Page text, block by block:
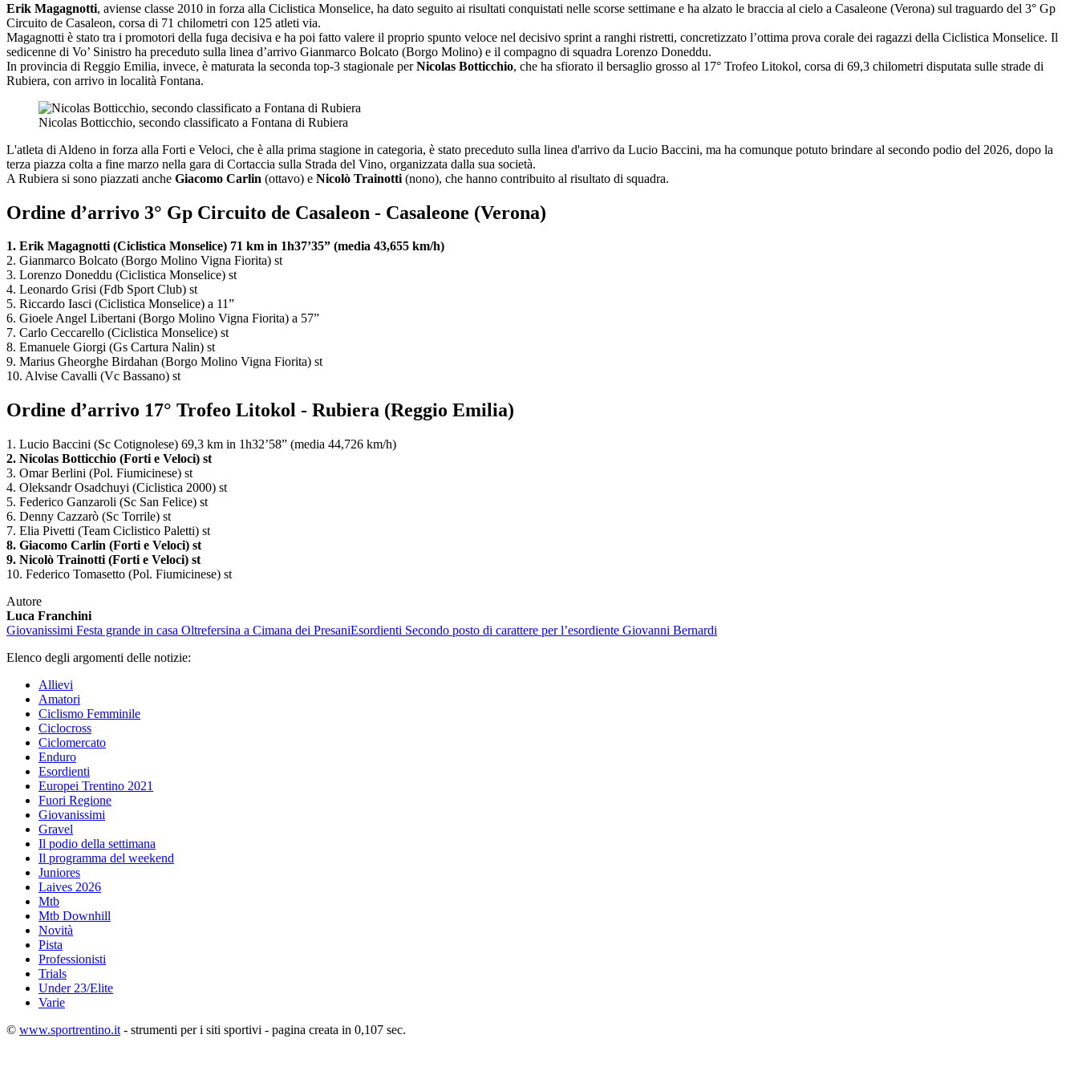
Erik Magagnotti, aviense classe 2010 in forza alla Ciclistica Monselice, ha dato seguito ai risultati conquistati nelle scorse settimane e ha alzato le braccia al cielo a Casaleone (Verona) sul traguardo del 3° Gp
Circuito de Casaleon, corsa di 71 chilometri con 125 atleti via.
Magagnotti è stato tra i promotori della fuga decisiva e ha poi fatto valere il proprio spunto veloce nel decisivo sprint a ranghi ristretti, concretizzato l’ottima prova corale dei ragazzi della Ciclistica Monselice. Il
sedicenne di Vo’ Sinistro ha preceduto sulla linea d’arrivo Gianmarco Bolcato (Borgo Molino) e il compagno di squadra Lorenzo Doneddu.
In provincia di Reggio Emilia, invece, è maturata la seconda top-3 stagionale perNicolas Botticchio, che ha sfiorato il bersaglio grosso al 17° Trofeo Litokol, corsa di 69,3 chilometri disputata sulle strade di
Rubiera, con arrivo in località Fontana.
Nicolas Botticchio, secondo classificato a Fontana di Rubiera
L'atleta di Aldeno in forza alla Forti e Veloci, che è alla prima stagione in categoria, è stato preceduto sulla linea d'arrivo da Lucio Baccini, ma ha comunque potuto brindare al secondo podio del 2026, dopo la
terza piazza colta a fine marzo nella gara di Cortaccia sulla Strada del Vino, organizzata dalla sua società.
A Rubiera si sono piazzati anche Giacomo Carlin (ottavo) e Nicolò Trainotti (nono), che hanno contribuito al risultato di squadra.
Ordine d’arrivo 3° Gp Circuito de Casaleon - Casaleone (Verona)
1. Erik Magagnotti (Ciclistica Monselice) 71 km in 1h37’35” (media 43,655 km/h)
2. Gianmarco Bolcato (Borgo Molino Vigna Fiorita) st
3. Lorenzo Doneddu (Ciclistica Monselice) st
4. Leonardo Grisi (Fdb Sport Club) st
5. Riccardo Iasci (Ciclistica Monselice) a 11”
6. Gioele Angel Libertani (Borgo Molino Vigna Fiorita) a 57”
7. Carlo Ceccarello (Ciclistica Monselice) st
8. Emanuele Giorgi (Gs Cartura Nalin) st
9. Marius Gheorghe Birdahan (Borgo Molino Vigna Fiorita) st
10. Alvise Cavalli (Vc Bassano) st
Ordine d’arrivo 17° Trofeo Litokol - Rubiera (Reggio Emilia)
1. Lucio Baccini (Sc Cotignolese) 69,3 km in 1h32’58” (media 44,726 km/h)
2. Nicolas Botticchio (Forti e Veloci) st
3. Omar Berlini (Pol. Fiumicinese) st
4. Oleksandr Osadchuyi (Ciclistica 2000) st
5. Federico Ganzaroli (Sc San Felice) st
6. Denny Cazzarò (Sc Torrile) st
7. Elia Pivetti (Team Ciclistico Paletti) st
8. Giacomo Carlin (Forti e Veloci) st
9. Nicolò Trainotti (Forti e Veloci) st
10. Federico Tomasetto (Pol. Fiumicinese) st
Autore
Luca Franchini
Giovanissimi Festa grande in casa Oltrefersina a Cimana dei PresaniEsordienti Secondo posto di carattere per l’esordiente Giovanni Bernardi
Elenco degli argomenti delle notizie:
Allievi
Amatori
Ciclismo Femminile
Ciclocross
Ciclomercato
Enduro
Esordienti
Europei Trentino 2021
Fuori Regione
Giovanissimi
Gravel
Il podio della settimana
Il programma del weekend
Juniores
Laives 2026
Mtb
Mtb Downhill
Novità
Pista
Professionisti
Trials
Under 23/Elite
Varie
© www.sportrentino.it - strumenti per i siti sportivi - pagina creata in 0,107 sec.